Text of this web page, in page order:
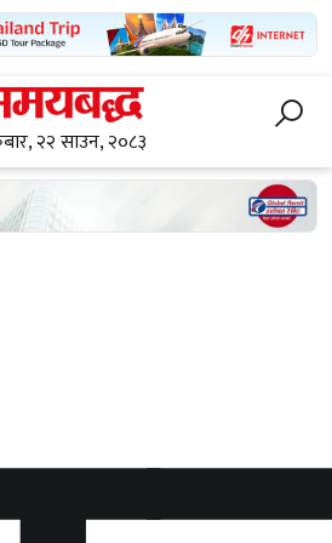
२२ साउन, २०८३